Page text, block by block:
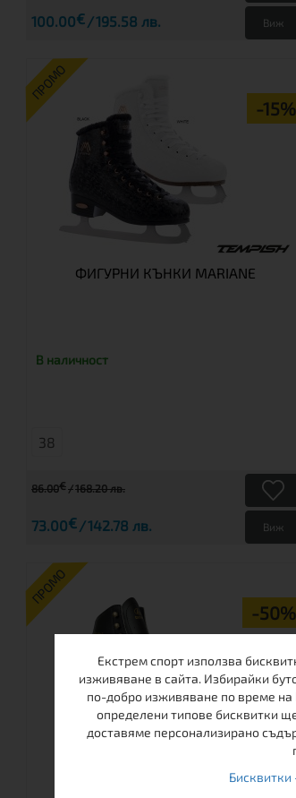
100.00€ 195.58 лв. Виж
ПРОМО
-15%
ФИГУРНИ КЪНКИ MARIANE
В наличност
38
86.00€ 168.20 лв.
73.00€ 142.78 лв. Виж
ПРОМО
-50%
КЪНКИ ФИГУРНИ ROBIN
Екстрем спорт използва
изживяване в сайта. Избирайки
по-добро изживяване по време
определени типове бисквитки
доставяме персонализирано